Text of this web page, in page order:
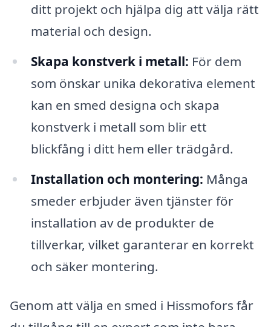
ditt projekt och hjälpa dig att välja rätt
material och design.
Skapa konstverk i metall: För dem
som önskar unika dekorativa element
kan en smed designa och skapa
konstverk i metall som blir ett
blickfång i ditt hem eller trädgård.
Installation och montering: Många
smeder erbjuder även tjänster för
installation av de produkter de
tillverkar, vilket garanterar en korrekt
och säker montering.
Genom att välja en smed i Hissmofors får